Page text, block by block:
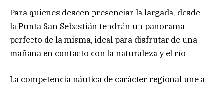
Para quienes deseen presenciar la largada, desde
la Punta San Sebastián tendrán un panorama
perfecto de la misma, ideal para disfrutar de una
mañana en contacto con la naturaleza y el río.
La competencia náutica de carácter regional une a